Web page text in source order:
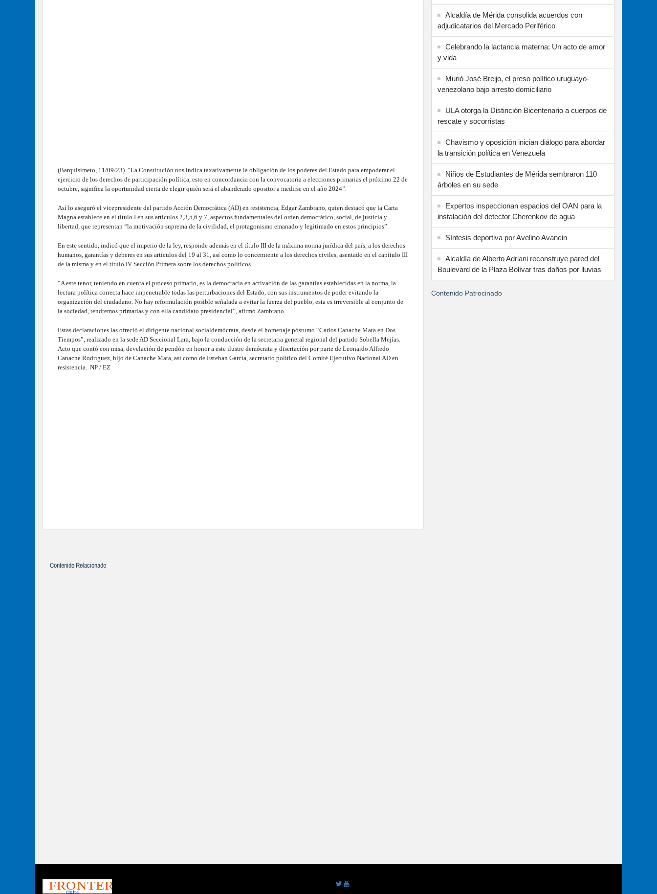
(Barquisimeto, 11/09/23). “La Constitución nos indica taxativamente la obligación de los poderes del Estado para empoderar el
ejercicio de los derechos de participación política, esto en concordancia con la convocatoria a elecciones primarias el próximo 22 de
octubre, significa la oportunidad cierta de elegir quién será el abanderado opositor a medirse en el año 2024”.
Así lo aseguró el vicepresidente del partido Acción Democrática (AD) en resistencia, Edgar Zambrano, quien destacó que la Carta
Magna establece en el título I en sus artículos 2,3,5,6 y 7, aspectos fundamentales del orden democrático, social, de justicia y
libertad, que representan “la motivación suprema de la civilidad, el protagonismo emanado y legitimado en estos principios”.
En este sentido, indicó que el imperio de la ley, responde además en el título III de la máxima norma jurídica del país, a los derechos
humanos, garantías y deberes en sus artículos del 19 al 31, así como lo concerniente a los derechos civiles, asentado en el capítulo III
de la misma y en el título IV Sección Primera sobre los derechos políticos.
“A este tenor, teniendo en cuenta el proceso primario, es la democracia en activación de las garantías establecidas en la norma, la
lectura política correcta hace impenetrable todas las perturbaciones del Estado, con sus instrumentos de poder evitando la
organización del ciudadano. No hay reformulación posible señalada a evitar la fuerza del pueblo, esta es irreversible al conjunto de
la sociedad, tendremos primarias y con ella candidato presidencial”, afirmó Zambrano.
Estas declaraciones las ofreció el dirigente nacional socialdemócrata, desde el homenaje póstumo “Carlos Canache Mata en Dos
Tiempos”, realizado en la sede AD Seccional Lara, bajo la conducción de la secretaria general regional del partido Sobella Mejías.
Acto que contó con misa, develación de pendón en honor a este ilustre demócrata y disertación por parte de Leonardo Alfredo
Canache Rodríguez, hijo de Canache Mata, así como de Esteban García, secretario político del Comité Ejecutivo Nacional AD en
resistencia.
NP / EZ
Alcaldía de Mérida consolida acuerdos con
adjudicatarios del Mercado Periférico
Celebrando la lactancia materna: Un acto de amor
y vida
Murió José Breijo, el preso político uruguayo-
venezolano bajo arresto domiciliario
ULA otorga la Distinción Bicentenario a cuerpos de
rescate y socorristas
Chavismo y oposición inician diálogo para abordar
la transición política en Venezuela
Niños de Estudiantes de Mérida sembraron 110
árboles en su sede
Expertos inspeccionan espacios del OAN para la
instalación del detector Cherenkov de agua
Síntesis deportiva por Avelino Avancin
Alcaldía de Alberto Adriani reconstruye pared del
Boulevard de la Plaza Bolívar tras daños por lluvias
Contenido Patrocinado
Contenido Relacionado